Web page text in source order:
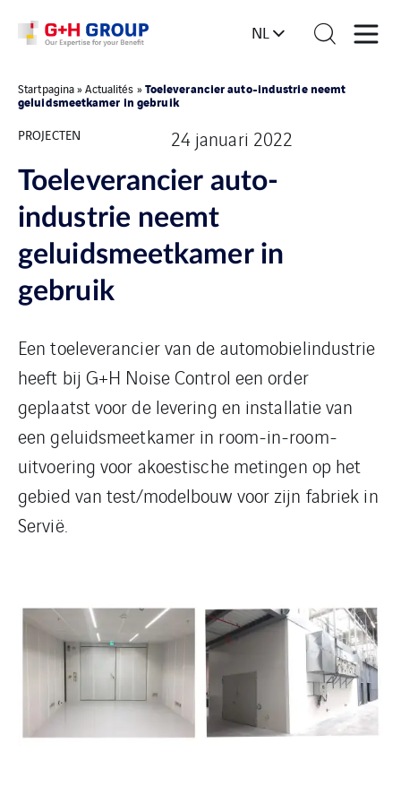
NL
Startpagina»Actualités »Toeleverancier auto-industrie neemt
geluidsmeetkamer in gebruik
PROJECTEN
24 januari 2022
Toeleverancier auto-
industrie neemt
geluidsmeetkamer in
gebruik
Een toeleverancier van de automobielindustrie
heeft bij G+H Noise Control een order
geplaatst voor de levering en installatie van
een geluidsmeetkamer in room-in-room-
uitvoering voor akoestische metingen op het
gebied van test/modelbouw voor zijn fabriek in
Servië.